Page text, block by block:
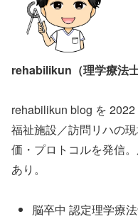
rehabilikun（理学療法士
rehabilikun blog を
福祉施設／訪問リハの
価・プロトコルを発信
あり。
脳卒中 認定理学療